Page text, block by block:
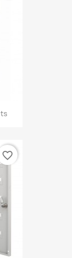
favorite_border